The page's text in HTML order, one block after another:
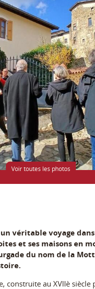
Voir toutes les photos
véritable voyage
et ses maisons en
du nom de la
construite au XVIIè siècle